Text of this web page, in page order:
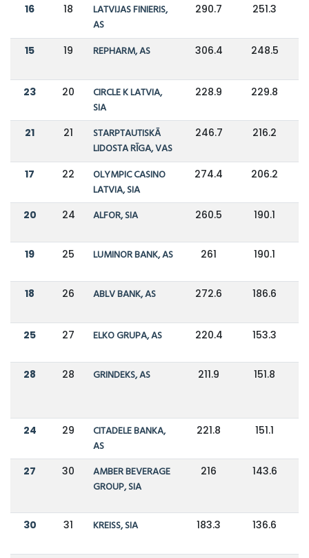
16 18
LATVIJAS FINIERIS,
AS
290.7 251.3
15 19 REPHARM, AS 306.4 248.5
23 20
CIRCLE K LATVIA,
SIA
228.9 229.8
21 21
STARPTAUTISKĀ
LIDOSTA RĪGA, VAS
246.7 216.2
17 22
OLYMPIC CASINO
LATVIA, SIA
274.4 206.2
20 24 ALFOR, SIA 260.5 190.1
19 25 LUMINOR BANK, AS 261 190.1
18 26 ABLV BANK, AS 272.6 186.6
25 27 ELKO GRUPA, AS 220.4 153.3
28 28 GRINDEKS, AS 211.9 151.8
24 29
CITADELE BANKA,
AS
221.8 151.1
27 30
AMBER BEVERAGE
GROUP, SIA
216 143.6
30 31 KREISS, SIA 183.3 136.6